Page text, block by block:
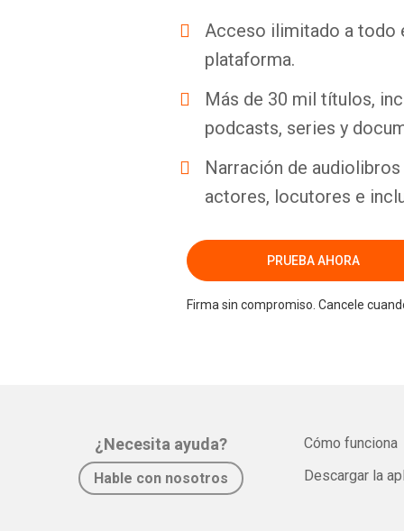
Acceso ilimitado a todo
plataforma.
Más de 30 mil títulos,
podcasts, series y
Narración de
actores, locutores e
PRUEBA AHORA
Firma sin compromiso. Cancele
¿Necesita ayuda?
Hable con nosotros
Cómo funciona
Descargar la